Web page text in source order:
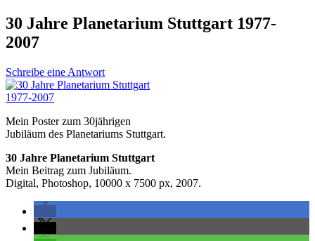
30 Jahre Planetarium Stuttgart 1977-
2007
Schreibe eine Antwort
Mein Poster zum 30jährigen
Jubiläum des Planetariums Stuttgart.
30 Jahre Planetarium Stuttgart
Mein Beitrag zum Jubiläum.
Digital, Photoshop, 10000 x 7500 px, 2007.